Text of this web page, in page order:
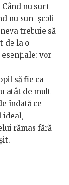
nu sunt
nu sunt școli
trebuie să
de la o
vor
să fie ca
atât de mult
îndată ce
ideal,
rămas fără